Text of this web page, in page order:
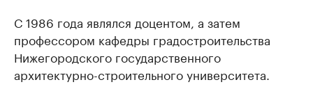
С 1986 года являлся доцентом, а затем
профессором кафедры градостроительства
Нижегородского государственного
архитектурно-строительного университета.